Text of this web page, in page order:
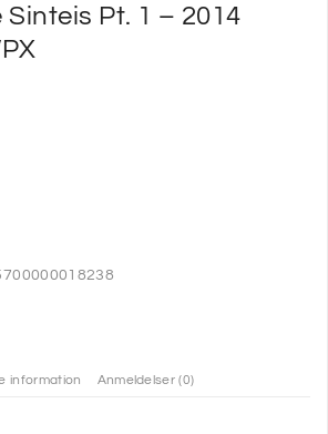
Pt. 1 – 2014
information Anmeldelser (0)